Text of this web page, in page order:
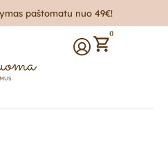
paštomatu nuo 49€!
0